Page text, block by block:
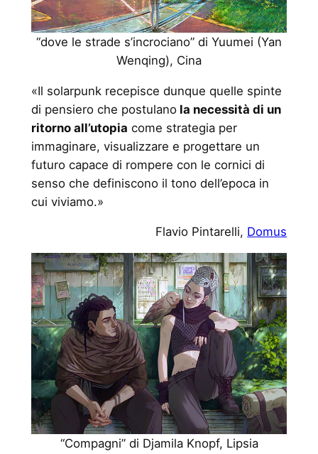
“dove le strade s’incrociano” di Yuumei (Yan
Wenqing), Cina
«Il solarpunk recepisce dunque quelle spinte
di pensiero che postulanola necessità di un
ritorno all’utopia come strategia per
immaginare, visualizzare e progettare un
futuro capace di rompere con le cornici di
senso che definiscono il tono dell’epoca in
cui viviamo.»
Flavio Pintarelli, Domus
“Compagni” di Djamila Knopf, Lipsia